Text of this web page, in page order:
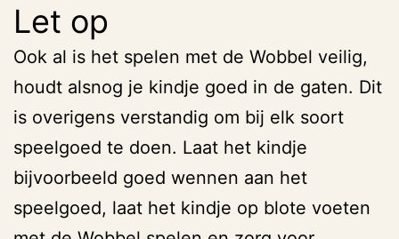
Let op
Ook al is het spelen met de Wobbel veilig,
houdt alsnog je kindje goed in de gaten. Dit
is overigens verstandig om bij elk soort
speelgoed te doen. Laat het kindje
bijvoorbeeld goed wennen aan het
speelgoed, laat het kindje op blote voeten